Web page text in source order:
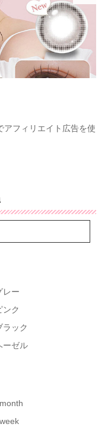
フィリエイト広告を使
レー
ンク
ラック
ーゼル